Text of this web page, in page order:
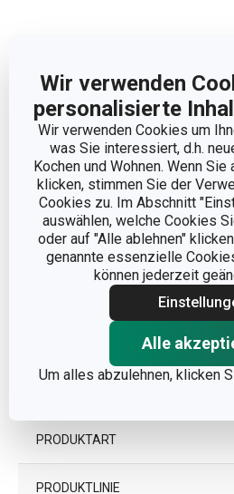
Wir verwenden
personalisierte
Wir verwenden Cookies um
was Sie interessiert, d.h.
Kochen und Wohnen. Wenn
klicken, stimmen Sie der
Cookies zu. Im Abschnitt
auswählen, welche Cookies
oder auf "Alle ablehnen"
genannte essenzielle
können jederzeit
Alle
Um alles abzulehnen, klicken
PRODUKTHÖHE (CM)
PRODUKTLÄNGE (CM)
DURCHMESSER (CM)
Andere Parameter
MATERIAL
PRODUKTART
PRODUKTLINIE